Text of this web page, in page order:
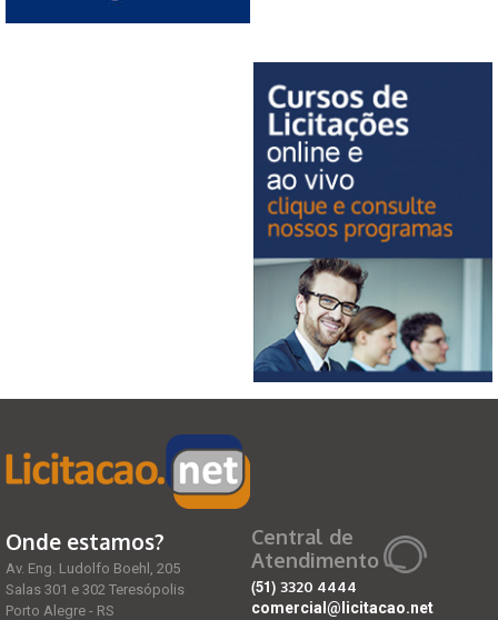
Onde estamos?
Av. Eng. Ludolfo Boehl, 205
Salas 301 e 302 Teresópolis
Porto Alegre - RS
Central de
Atendimento
(51) 3320 4444
comercial@licitacao.net